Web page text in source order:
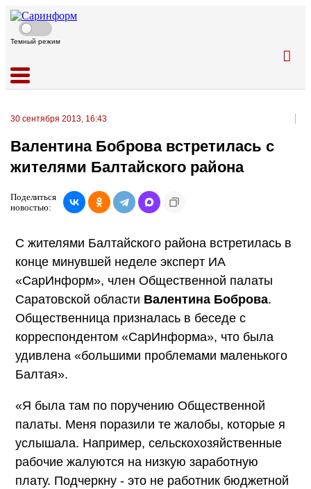
Темный режим
30 сентября 2013, 16:43
Валентина Боброва встретилась с
жителями Балтайского района
Поделиться
новостью:
С жителями Балтайского района встретилась в
конце минувшей неделе эксперт ИА
«СарИнформ», член Общественной палаты
Саратовской области Валентина Боброва.
Общественница призналась в беседе с
корреспондентом «СарИнформа», что была
удивлена «большими проблемами маленького
Балтая».
«Я была там по поручению Общественной
палаты. Меня поразили те жалобы, которые я
услышала. Например, сельскохозяйственные
рабочие жалуются на низкую заработную
плату. Подчеркну - это не работник бюджетной